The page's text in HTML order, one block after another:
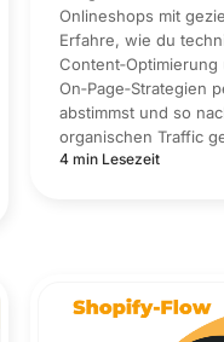
Onlineshops mit
Erfahre, wie du
Content‑Optimierung
On‑Page‑Strategien
abstimmst und so
organischen Traffic
4 min Lesezeit